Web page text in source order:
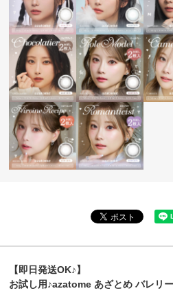
【即日発送OK♪】
お試し用♪azatome あざとめ バレリ